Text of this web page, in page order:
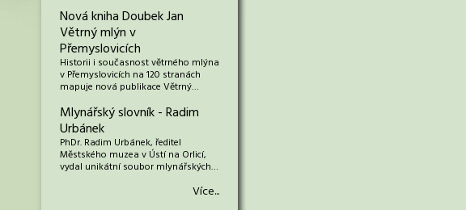
Nová kniha Doubek Jan
Větrný mlýn v
Přemyslovicích
Historii i současnost větrného mlýna
v Přemyslovicích na 120 stranách
mapuje nová publikace Větrný…
Mlynářský slovník - Radim
Urbánek
PhDr. Radim Urbánek, ředitel
Městského muzea v Ústí na Orlicí,
vydal unikátní soubor mlynářských…
Více...